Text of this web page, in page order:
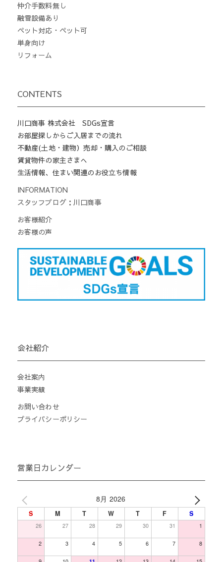
仲介手数料無し
融雪設備あり
ペット対応・ペット可
単身向け
リフォーム
CONTENTS
川口商事 株式会社 SDGs宣言
お部屋探しからご入居までの流れ
不動産(土地・建物）売却・購入のご相談
賃貸物件の家主さまへ
生活情報、住まい関連のお役立ち情報
INFORMATION
スタッフブログ：川口商事
お客様紹介
お客様の声
会社紹介
会社案内
事業実績
お問い合わせ
プライバシーポリシー
営業日カレンダー
8月 2026
S M T W T F S
26 27 28 29 30 31 1
2 3 4 5 6 7 8